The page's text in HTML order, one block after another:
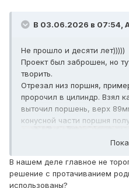
В 03.06.2026 в 07:54,
Не прошло и десяти лет)))))
Проект был заброшен, но
творить.
Отрезал низ поршня,
пророчил в цилиндр. Взял
выточил поршень, верх
конусной части поршня
В нашем деле главное не
решение с протачиванием
использованы?